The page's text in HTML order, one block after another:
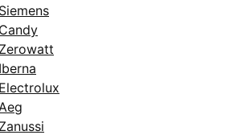
Siemens
Candy
Zerowatt
Iberna
Electrolux
Zanussi